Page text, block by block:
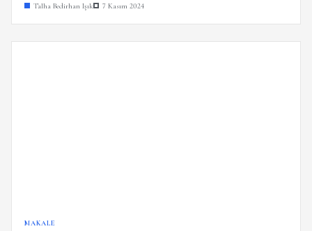
Talha Bedirhan Işık 7 Kasım 2024
MAKALE